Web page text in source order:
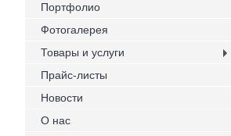
Портфолио
Фотогалерея
Товары и услуги
Прайс-листы
Новости
О нас